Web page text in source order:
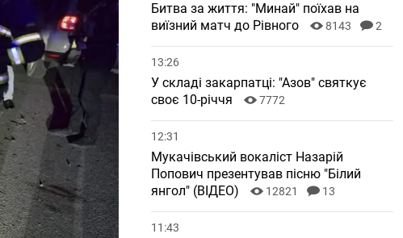
Битва за життя: "Минай" поїхав на
виїзний матч до Рівного
8143 2
13:26
У складі закарпатці: "Азов" святкує
своє 10-річчя
7772
12:31
Мукачівський вокаліст Назарій
Попович презентував пісню "Білий
янгол" (ВІДЕО)
12821 13
11:43